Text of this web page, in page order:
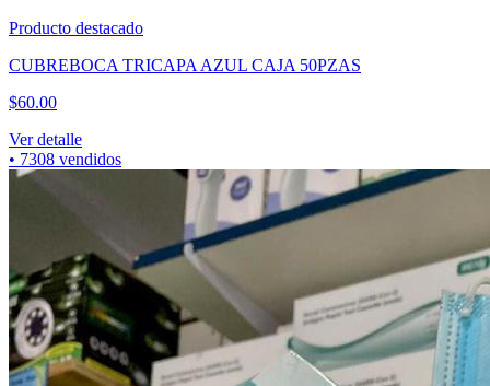
Producto destacado
CUBREBOCA TRICAPA AZUL CAJA 50PZAS
$60.00
Ver detalle
• 7308 vendidos